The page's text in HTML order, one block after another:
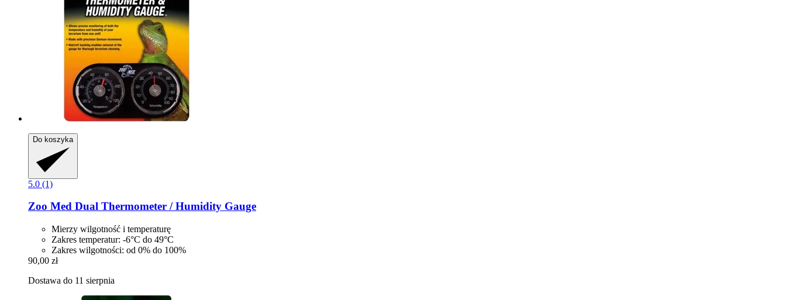
Do koszyka
5.0 (1)
Zoo Med Dual Thermometer / Humidity Gauge
Mierzy wilgotność i temperaturę
Zakres temperatur: -6°C do 49°C
Zakres wilgotności: od 0% do 100%
90,00 zł
Dostawa do 11 sierpnia